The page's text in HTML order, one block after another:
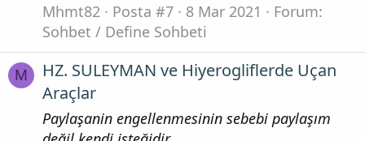
Mhmt82
Posta #7 8 Mar 2021
Forum:
Sohbet / Define Sohbeti
M
HZ. SULEYMAN ve Hiyerogliflerde Uçan
Araçlar
Paylaşanin engellenmesinin sebebi paylaşım